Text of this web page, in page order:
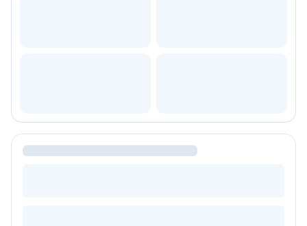
Ceai
Bacanie
BLACK FRIDAY